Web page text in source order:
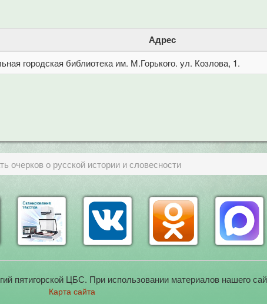
Адрес
городская библиотека им. М.Горького. ул. Козлова, 1.
очерков о русской истории и словесности
пятигорской ЦБС. При использовании материалов нашего
Карта сайта